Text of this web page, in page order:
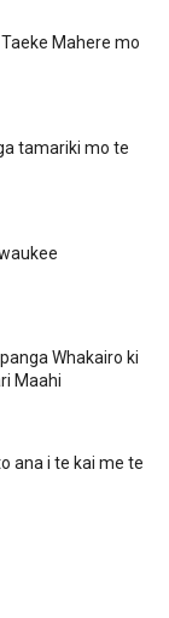
Mahere mo
tamariki mo te
Whakairo ki
Maahi
ana i te kai me te